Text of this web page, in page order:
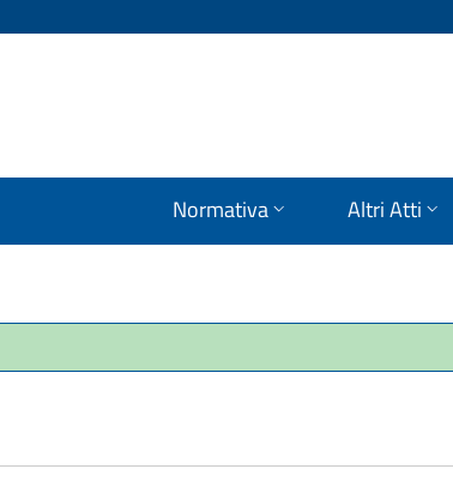
Normativa Altri Atti